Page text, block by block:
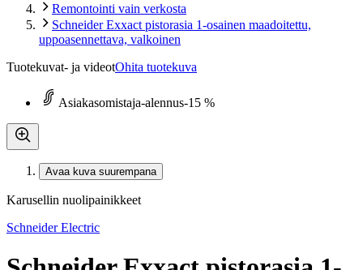
Remontointi vain verkosta
Schneider Exxact pistorasia 1-osainen maadoitettu,
uppoasennettava, valkoinen
Tuotekuvat- ja videotOhita tuotekuva
Asiakasomistaja-alennus-15 %
Avaa kuva suurempana
Karusellin nuolipainikkeet
Schneider Electric